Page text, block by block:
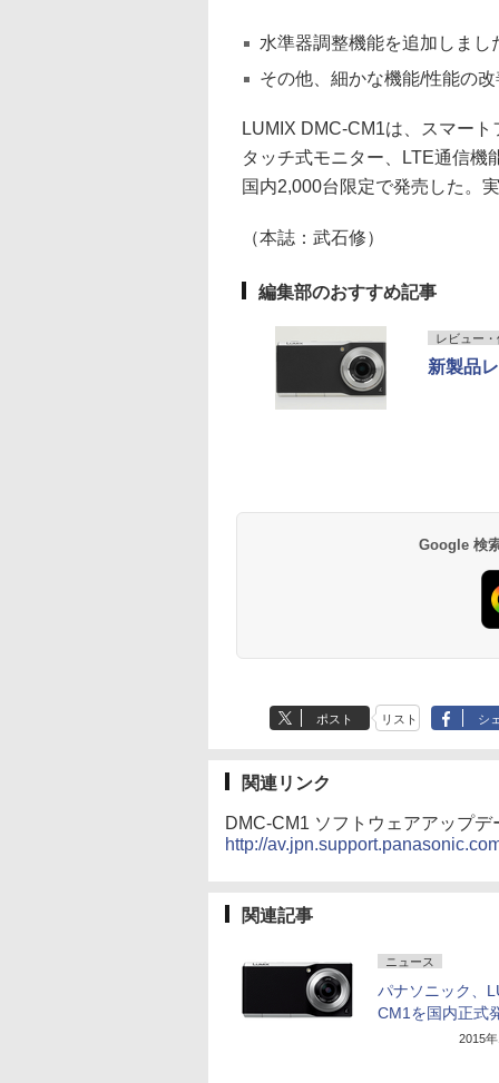
水準器調整機能を追加しまし
その他、細かな機能/性能の
LUMIX DMC-CM1は、スマー
タッチ式モニター、LTE通信機
国内2,000台限定で発売した。
（本誌：武石修）
編集部のおすすめ記事
レビュー
新製品
Google 検
ポスト リスト シ
関連リンク
DMC-CM1 ソフトウェアアップデ
http://
関連記事
ニュース
パナソニック、
CM1を国内正式
2015